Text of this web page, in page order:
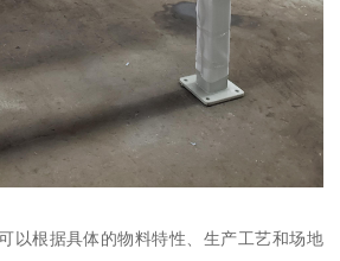
以根据具体的物料特性、生产工艺和场地